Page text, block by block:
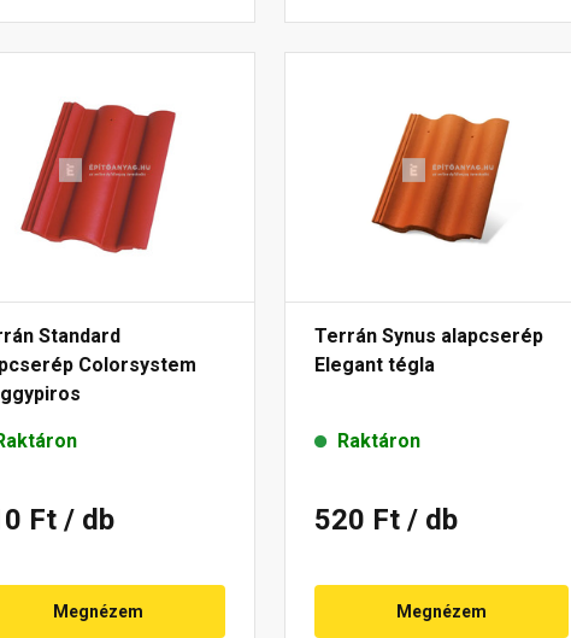
Standard
Colorsystem
Ft / db
Megnézem
Terrán Synus alapcserép
Elegant tégla
Raktáron
520 Ft / db
Megnézem